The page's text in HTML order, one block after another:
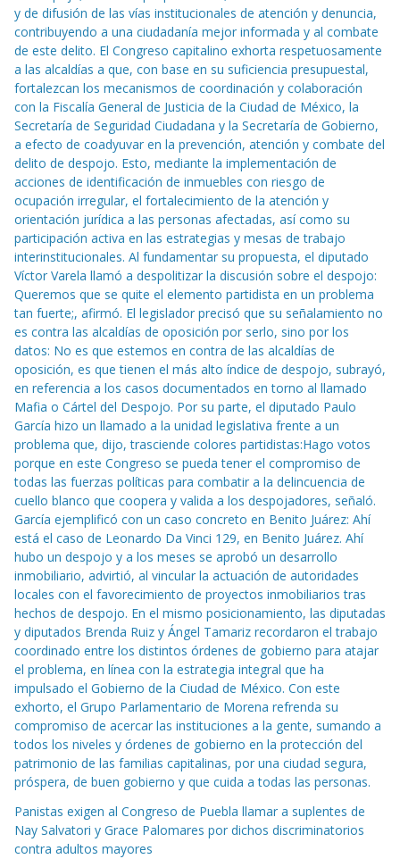
y de difusión de las vías institucionales de atención y denuncia,
contribuyendo a una ciudadanía mejor informada y al combate
de este delito. El Congreso capitalino exhorta respetuosamente
a las alcaldías a que, con base en su suficiencia presupuestal,
fortalezcan los mecanismos de coordinación y colaboración
con la Fiscalía General de Justicia de la Ciudad de México, la
Secretaría de Seguridad Ciudadana y la Secretaría de Gobierno,
a efecto de coadyuvar en la prevención, atención y combate del
delito de despojo. Esto, mediante la implementación de
acciones de identificación de inmuebles con riesgo de
ocupación irregular, el fortalecimiento de la atención y
orientación jurídica a las personas afectadas, así como su
participación activa en las estrategias y mesas de trabajo
interinstitucionales. Al fundamentar su propuesta, el diputado
Víctor Varela llamó a despolitizar la discusión sobre el despojo:
Queremos que se quite el elemento partidista en un problema
tan fuerte;, afirmó. El legislador precisó que su señalamiento no
es contra las alcaldías de oposición por serlo, sino por los
datos: No es que estemos en contra de las alcaldías de
oposición, es que tienen el más alto índice de despojo, subrayó,
en referencia a los casos documentados en torno al llamado
Mafia o Cártel del Despojo. Por su parte, el diputado Paulo
García hizo un llamado a la unidad legislativa frente a un
problema que, dijo, trasciende colores partidistas:Hago votos
porque en este Congreso se pueda tener el compromiso de
todas las fuerzas políticas para combatir a la delincuencia de
cuello blanco que coopera y valida a los despojadores, señaló.
García ejemplificó con un caso concreto en Benito Juárez: Ahí
está el caso de Leonardo Da Vinci 129, en Benito Juárez. Ahí
hubo un despojo y a los meses se aprobó un desarrollo
inmobiliario, advirtió, al vincular la actuación de autoridades
locales con el favorecimiento de proyectos inmobiliarios tras
hechos de despojo. En el mismo posicionamiento, las diputadas
y diputados Brenda Ruiz y Ángel Tamariz recordaron el trabajo
coordinado entre los distintos órdenes de gobierno para atajar
el problema, en línea con la estrategia integral que ha
impulsado el Gobierno de la Ciudad de México. Con este
exhorto, el Grupo Parlamentario de Morena refrenda su
compromiso de acercar las instituciones a la gente, sumando a
todos los niveles y órdenes de gobierno en la protección del
patrimonio de las familias capitalinas, por una ciudad segura,
próspera, de buen gobierno y que cuida a todas las personas.
Panistas exigen al Congreso de Puebla llamar a suplentes de
Nay Salvatori y Grace Palomares por dichos discriminatorios
contra adultos mayores